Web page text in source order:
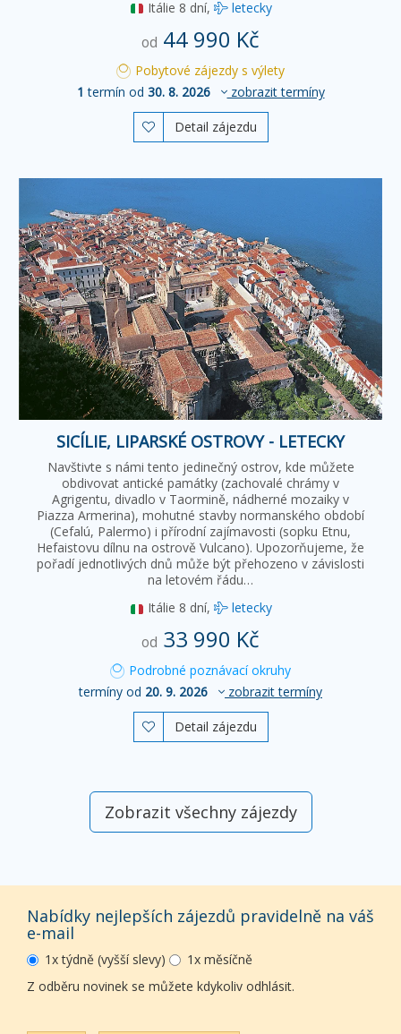
Itálie 8 dní, letecky
od 44 990 Kč
Pobytové zájezdy s výlety
1 termín od 30. 8. 2026 zobrazit termíny
 Detail zájezdu
SICÍLIE, LIPARSKÉ OSTROVY - LETECKY
Navštivte s námi tento jedinečný ostrov, kde můžete
obdivovat antické památky (zachovalé chrámy v
Agrigentu, divadlo v Taormině, nádherné mozaiky v
Piazza Armerina), mohutné stavby normanského období
(Cefalú, Palermo) i přírodní zajímavosti (sopku Etnu,
Hefaistovu dílnu na ostrově Vulcano). Upozorňujeme, že
pořadí jednotlivých dnů může být přehozeno v závislosti
na letovém řádu…
Itálie 8 dní, letecky
od 33 990 Kč
Podrobné poznávací okruhy
termíny od 20. 9. 2026 zobrazit termíny
 Detail zájezdu
Zobrazit všechny zájezdy
Nabídky nejlepších zájezdů pravidelně na váš
e-mail
1x týdně (vyšší slevy)
1x měsíčně
Z odběru novinek se můžete kdykoliv odhlásit.